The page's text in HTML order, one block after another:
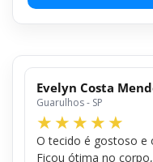
Evelyn Costa
Guarulhos - SP
O tecido é gostoso e
Ficou ótima no